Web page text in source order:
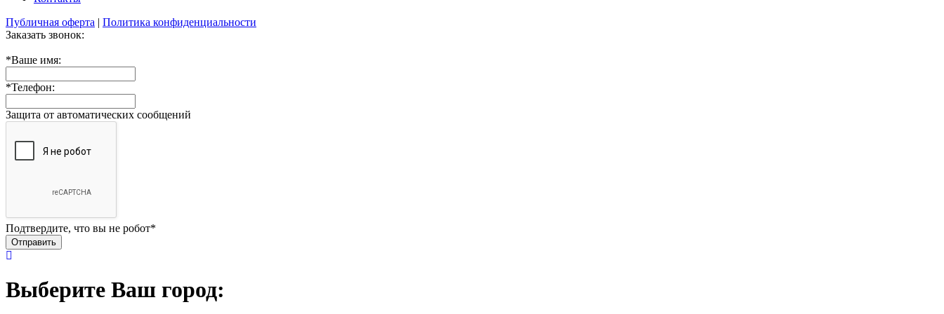
Публичная оферта | Политика конфиденциальности
Заказать звонок:
*Ваше имя:
*Телефон:
Защита от автоматических сообщений
Подтвердите, что вы не робот*
Выберите Ваш город: